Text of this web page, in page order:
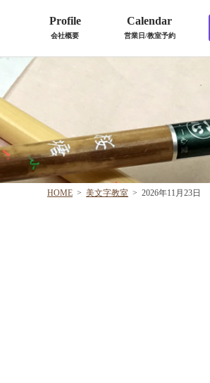
Profile
会社概要
Calendar
営業日/教室予約
HOME > 美文字教室 > 2026年11月23日